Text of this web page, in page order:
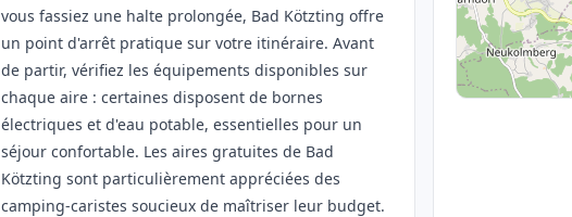
vous fassiez une halte prolongée, Bad Kötzting offre
un point d'arrêt pratique sur votre itinéraire. Avant
de partir, vérifiez les équipements disponibles sur
chaque aire : certaines disposent de bornes
électriques et d'eau potable, essentielles pour un
séjour confortable. Les aires gratuites de Bad
Kötzting sont particulièrement appréciées des
camping-caristes soucieux de maîtriser leur budget.